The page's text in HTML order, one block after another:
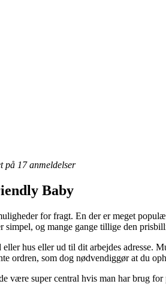
på 17 anmeldelser
Baby
for fragt. En der er meget
simpel, og mange gange tillige den
hus eller ud til dit arbejdes adresse.
ordren, som dog nødvendiggør at du
super central hvis man har brug